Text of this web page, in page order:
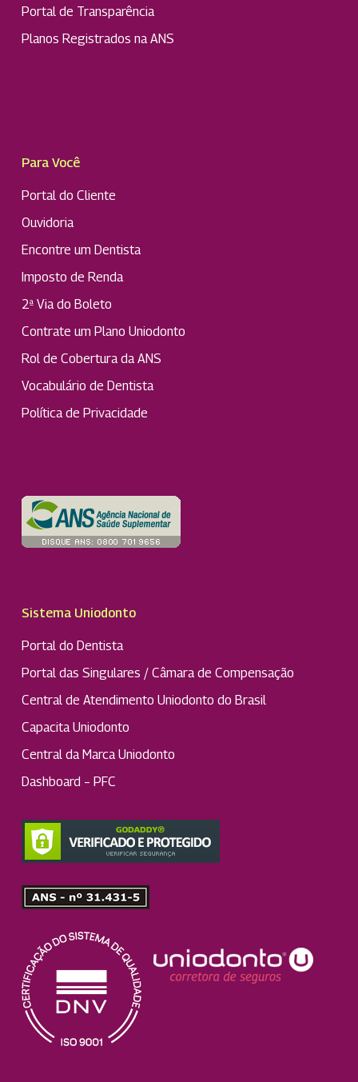
Portal de Transparência
Planos Registrados na ANS
Para Você
Portal do Cliente
Ouvidoria
Encontre um Dentista
Imposto de Renda
2ª Via do Boleto
Contrate um Plano Uniodonto
Rol de Cobertura da ANS
Vocabulário de Dentista
Política de Privacidade
Sistema Uniodonto
Portal do Dentista
Portal das Singulares / Câmara de Compensação
Central de Atendimento Uniodonto do Brasil
Capacita Uniodonto
Central da Marca Uniodonto
Dashboard – PFC